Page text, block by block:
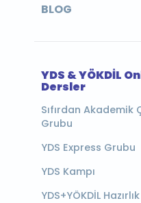
BLOG
YDS & YÖKDİL
Dersler
Sıfırdan Akademik
Grubu
YDS Express Grubu
YDS Kampı
YDS+YÖKDİL